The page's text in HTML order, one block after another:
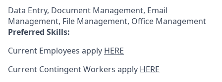
Data Entry, Document Management, Email
Management, File Management, Office Management
Preferred Skills:
Current Employees apply HERE
Current Contingent Workers apply HERE